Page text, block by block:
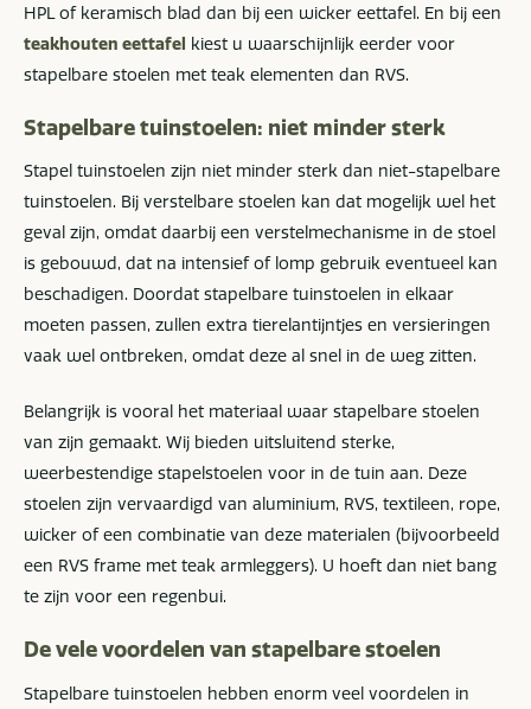
HPL of keramisch blad dan bij een wicker eettafel. En bij een
teakhouten eettafel kiest u waarschijnlijk eerder voor
stapelbare stoelen met teak elementen dan RVS.
Stapelbare tuinstoelen: niet minder sterk
Stapel tuinstoelen zijn niet minder sterk dan niet-stapelbare
tuinstoelen. Bij verstelbare stoelen kan dat mogelijk wel het
geval zijn, omdat daarbij een verstelmechanisme in de stoel
is gebouwd, dat na intensief of lomp gebruik eventueel kan
beschadigen. Doordat stapelbare tuinstoelen in elkaar
moeten passen, zullen extra tierelantijntjes en versieringen
vaak wel ontbreken, omdat deze al snel in de weg zitten.
Belangrijk is vooral het materiaal waar stapelbare stoelen
van zijn gemaakt. Wij bieden uitsluitend sterke,
weerbestendige stapelstoelen voor in de tuin aan. Deze
stoelen zijn vervaardigd van aluminium, RVS, textileen, rope,
wicker of een combinatie van deze materialen (bijvoorbeeld
een RVS frame met teak armleggers). U hoeft dan niet bang
te zijn voor een regenbui.
De vele voordelen van stapelbare stoelen
Stapelbare tuinstoelen hebben enorm veel voordelen in